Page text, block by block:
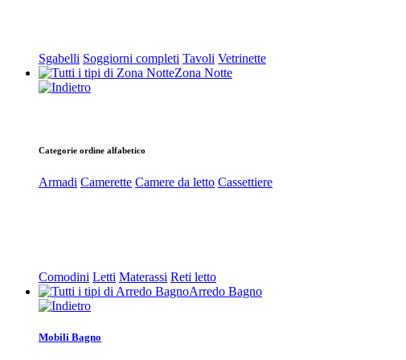
Sgabelli Soggiorni completi Tavoli Vetrinette
Zona Notte
Categorie ordine alfabetico
Armadi Camerette Camere da letto Cassettiere
Comodini Letti Materassi Reti letto
Arredo Bagno
Mobili Bagno